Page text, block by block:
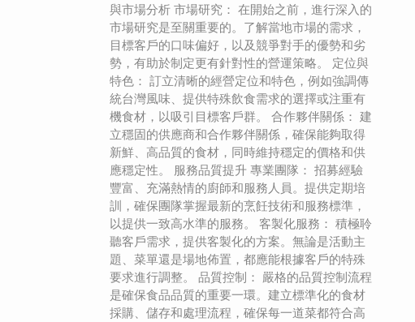
與市場分析 市場研究： 在開始之前，進行深入的
市場研究是至關重要的。了解當地市場的需求，
目標客戶的口味偏好，以及競爭對手的優勢和劣
勢，有助於制定更有針對性的營運策略。 定位與
特色： 訂立清晰的經營定位和特色，例如強調傳
統台灣風味、提供特殊飲食需求的選擇或注重有
機食材，以吸引目標客戶群。 合作夥伴關係： 建
立穩固的供應商和合作夥伴關係，確保能夠取得
新鮮、高品質的食材，同時維持穩定的價格和供
應穩定性。 服務品質提升 專業團隊： 招募經驗
豐富、充滿熱情的廚師和服務人員。提供定期培
訓，確保團隊掌握最新的烹飪技術和服務標準，
以提供一致高水準的服務。 客製化服務： 積極聆
聽客戶需求，提供客製化的方案。無論是活動主
題、菜單還是場地佈置，都應能根據客戶的特殊
要求進行調整。 品質控制： 嚴格的品質控制流程
是確保食品品質的重要一環。建立標準化的食材
採購、儲存和處理流程，確保每一道菜都符合高